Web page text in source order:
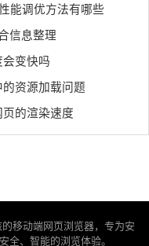
能调优方法有哪些
信息整理
变快吗
资源加载问题
的渲染速度
移动端网页浏览器，专为安
全、智能的浏览体验。